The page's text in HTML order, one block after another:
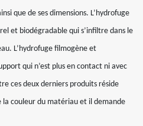
que de ses dimensions. L’hydrofuge
et biodégradable qui s’infiltre dans le
L’hydrofuge filmogène et
qui n’est plus en contact ni avec
ces deux derniers produits réside
la couleur du matériau et il demande